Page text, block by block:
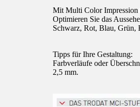
Mit Multi Color Impression
Optimieren Sie das
Schwarz, Rot, Blau, Grün,
Tipps für Ihre Gestaltung:
Farbverläufe oder
2,5 mm.